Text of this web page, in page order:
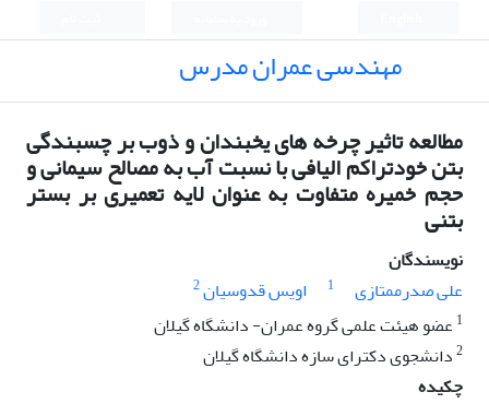
مهندسی عمران مدرس
مطالعه تاثیر چرخه های یخبندان و ذوب بر چسبندگی
بتن خودتراکم الیافی با نسبت آب به مصالح سیمانی و
حجم خمیره متفاوت به عنوان لایه تعمیری بر بستر
بتنی
نویسندگان
علی صدرممتازی
1 اویس قدوسیان2
1 عضو هیئت علمی گروه عمران- دانشگاه گیلان
2دانشجوی دکترای سازه دانشگاه گیلان
چکیده